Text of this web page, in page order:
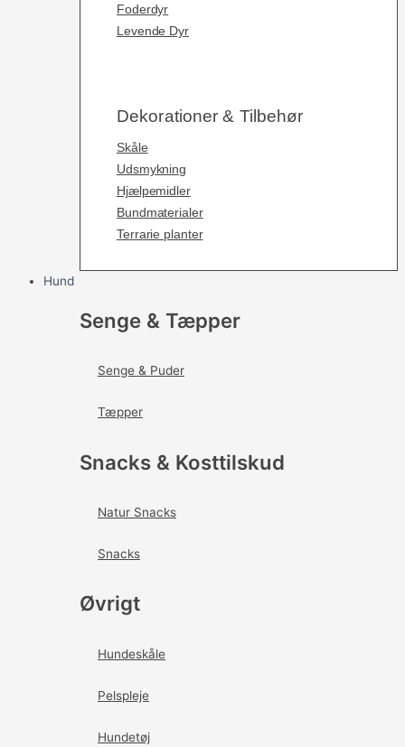
Foderdyr
Levende Dyr
Dekorationer & Tilbehør
Skåle
Udsmykning
Hjælpemidler
Bundmaterialer
Terrarie planter
Hund
Senge & Tæpper
Senge & Puder
Tæpper
Snacks & Kosttilskud
Natur Snacks
Snacks
Øvrigt
Hundeskåle
Pelspleje
Hundetøj